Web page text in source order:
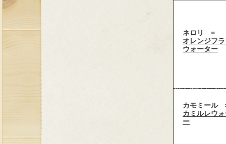
ネロリ =
オレンジフ
ウォーター
カモミール
カミルレウ
ー